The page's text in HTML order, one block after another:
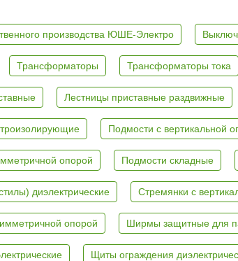
производства ЮШЕ-Электро
Трансформаторы Трансформаторы тока
Лестницы приставные раздвижные
Подмости с вертикальной
опорой Подмости складные
диэлектрические Стремянки с
опорой Ширмы защитные для
Щиты ограждения